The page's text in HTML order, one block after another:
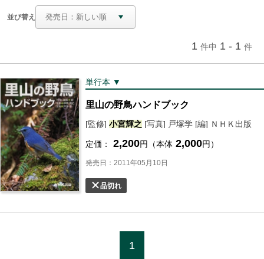
並び替え
1 件中 1 - 1 件
単行本 ▼
里山の野鳥ハンドブック
[監修] 小宮輝之 [写真] 戸塚学 [編] ＮＨＫ出版
定価： 2,200円（本体 2,000円）
発売日：2011年05月10日
品切れ
1